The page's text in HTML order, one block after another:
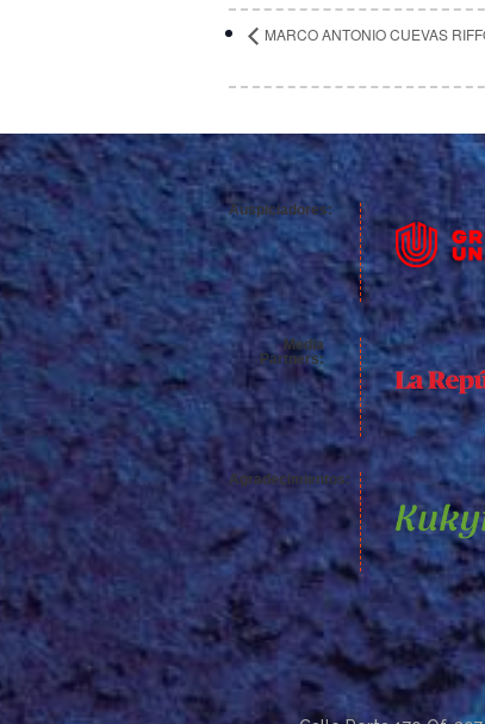
MARCO ANTONIO CUEVAS
Auspiciadores:
Media
Partners:
Agradecimientos: